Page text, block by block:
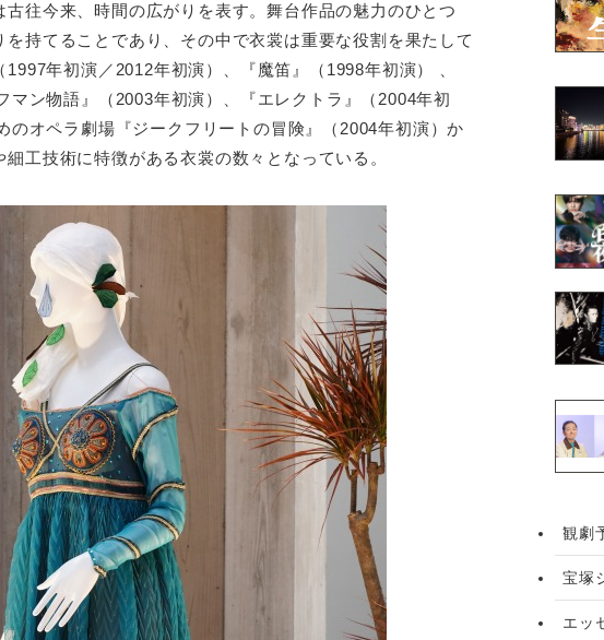
往今来、時間の広がりを表す。舞台作品の魅力のひとつ
持てることであり、その中で衣裳は重要な役割を果たして
年初演／2012年初演）、『魔笛』（1998年初演） 、
マン物語』（2003年初演）、『エレクトラ』（2004年初
オペラ劇場『ジークフリートの冒険』（2004年初演）か
工技術に特徴がある衣裳の数々となっている。
観劇
宝塚
エッ